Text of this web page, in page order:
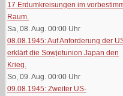
17 Erdumkreisungen im
Raum.
Sa, 08. Aug. 00:00 Uhr
08.08.1945: Auf Anforderung der
erklärt die Sowjetunion Japan den
Krieg.
So, 09. Aug. 00:00 Uhr
09.08.1945: Zweiter US-